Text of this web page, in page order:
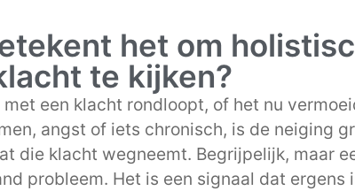
het om
te kijken?
met een klacht rondloopt, of het nu
angst of iets chronisch, is de neiging
die klacht wegneemt. Begrijpelijk, maar
probleem. Het is een signaal dat ergens